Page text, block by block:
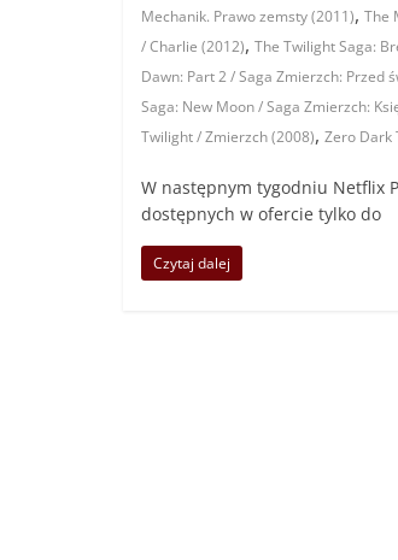
Mechanik. Prawo zemsty (2011), The
/ Charlie (2012), The Twilight Saga:
Dawn: Part 2 / Saga Zmierzch: Przed
Saga: New Moon / Saga Zmierzch:
Twilight / Zmierzch (2008), Zero Dark
W następnym tygodniu Netflix
dostępnych w ofercie tylko do
Czytaj dalej